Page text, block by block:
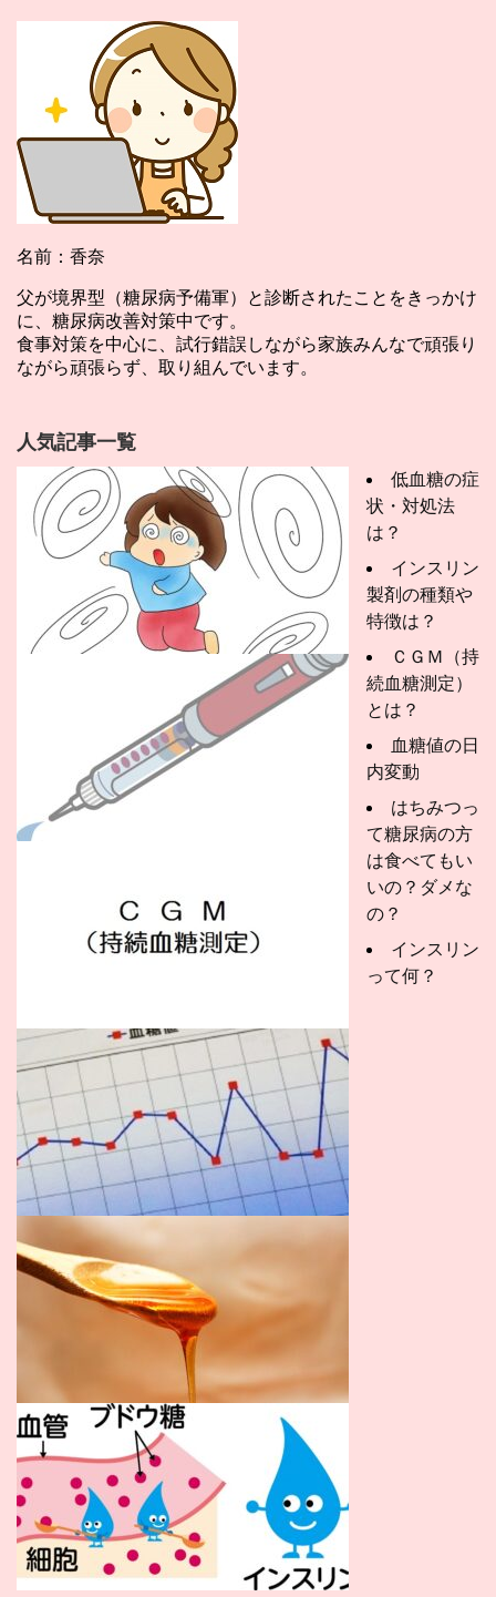
名前：香奈
父が境界型（糖尿病予備軍）と診断されたことをきっかけ
に、糖尿病改善対策中です。
食事対策を中心に、試行錯誤しながら家族みんなで頑張り
ながら頑張らず、取り組んでいます。
人気記事一覧
低血糖の症
状・対処法
は？
インスリン
製剤の種類や
特徴は？
ＣＧＭ（持
続血糖測定）
とは？
血糖値の日
内変動
はちみつっ
て糖尿病の方
は食べてもい
いの？ダメな
の？
インスリン
って何？